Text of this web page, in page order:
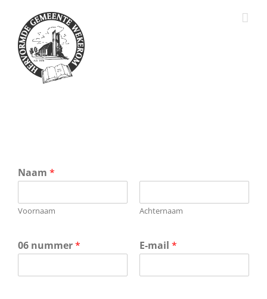
inhoud
Naam *
Voornaam Achternaam
06 nummer* E-mail *